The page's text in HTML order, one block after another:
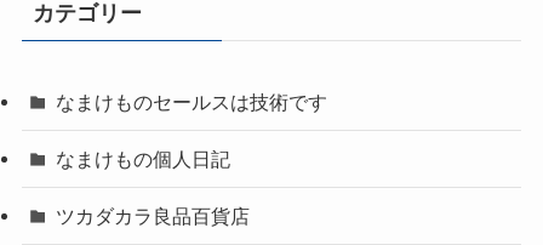
カテゴリー
なまけものセールスは技術です
なまけもの個人日記
ツカダカラ良品百貨店